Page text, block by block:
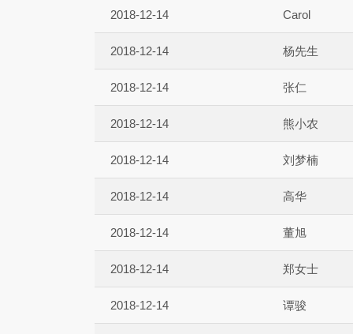
2018-12-14 Carol
2018-12-14 杨先生
2018-12-14 张仁
2018-12-14 熊小农
2018-12-14 刘梦楠
2018-12-14 高华
2018-12-14 董旭
2018-12-14 郑女士
2018-12-14 谭骏